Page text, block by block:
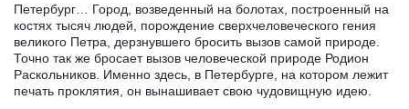
Петербург… Город, возведенный на болотах, построенный на
костях тысяч людей, порождение сверхчеловеческого гения
великого Петра, дерзнувшего бросить вызов самой природе.
Точно так же бросает вызов человеческой природе Родион
Раскольников. Именно здесь, в Петербурге, на котором лежит
печать проклятия, он вынашивает свою чудовищную идею.